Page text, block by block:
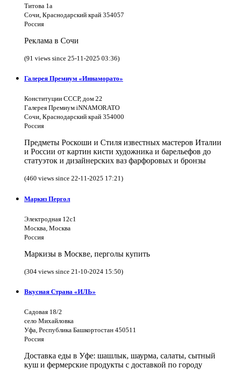
Титова 1а
Сочи, Краснодарский край 354057
Россия
Реклама в Сочи
(91 views since 25-11-2025 03:36)
Галерея Премиум «Иннаморато»
Конституции СССР, дом 22
Галерея Премиум iNNAMORATO
Сочи, Краснодарский край 354000
Россия
Предметы Роскоши и Стиля известных мастеров Италии
и России от картин кисти художника и барельефов до
статуэток и дизайнерских ваз фарфоровых и бронзы
(460 views since 22-11-2025 17:21)
Маркиз Пергол
Электродная 12с1
Москва, Москва
Россия
Маркизы в Москве, перголы купить
(304 views since 21-10-2024 15:50)
Вкусная Страна «ИЛЬ»
Садовая 18/2
село Михайловка
Уфа, Республика Башкортостан 450511
Россия
Доставка еды в Уфе: шашлык, шаурма, салаты, сытный
куш и фермерские продукты с доставкой по городу